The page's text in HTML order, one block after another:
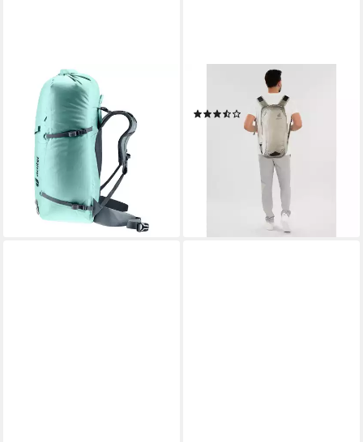
DEUTER
Rucksack Deuter Damen
Rucksack Durascent 42+10
SL 3364223
245,78 €
260,00 €
leider ausverkauft
Rucksack Race, Polyamid
(5)
lieferbar - in 5-6 Werktagen bei dir